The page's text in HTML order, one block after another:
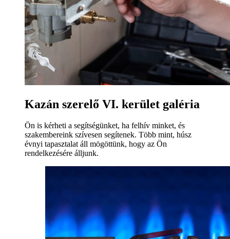
Kazán szerelő VI. kerület galéria
Ön is kérheti a segítségünket, ha felhív minket, és
szakembereink szívesen segítenek. Több mint, húsz
évnyi tapasztalat áll mögöttünk, hogy az Ön
rendelkezésére álljunk.